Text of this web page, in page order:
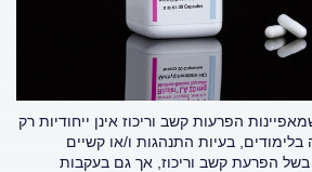
הפרעות קשב וריכוז אינן ייחודיות רק
בלימודים, בעיות התנהגות ו/או קשיים
בשל הפרעת קשב וריכוז, אך גם בעקבות